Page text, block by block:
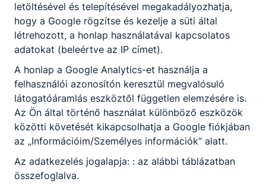
letöltésével és telepítésével megakadályozhatja,
hogy a Google rögzítse és kezelje a süti által
létrehozott, a honlap használatával kapcsolatos
adatokat (beleértve az IP címet).
A honlap a Google Analytics-et használja a
felhasználói azonosítón keresztül megvalósuló
látogatóáramlás eszköztől független elemzésére is.
Az Ön által történő használat különböző eszközök
közötti követését kikapcsolhatja a Google fiókjában
az „Információim/Személyes információk” alatt.
Az adatkezelés jogalapja: : az alábbi táblázatban
összefoglalva.